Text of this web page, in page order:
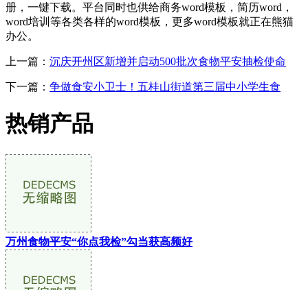
册，一键下载。平台同时也供给商务word模板，简历word，
word培训等各类各样的word模板，更多word模板就正在熊猫
办公。
上一篇： 沉庆开州区新增并启动500批次食物平安抽检使命
下一篇： 争做食安小卫士！五桂山街道第三届中小学生食
热销产品
万州食物平安“你点我检”勾当获高频好